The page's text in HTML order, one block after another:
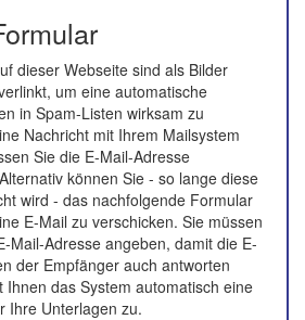
dieser Webseite sind als Bilder
um eine automatische
in Spam-Listen wirksam zu
Nachricht mit Ihrem Mailsystem
Sie die E-Mail-Adresse
können Sie - so lange diese
wird - das nachfolgende Formular
E-Mail zu verschicken. Sie müssen
Mail-Adresse angeben, damit die E-
der Empfänger auch antworten
das System automatisch eine
Ihre Unterlagen zu.